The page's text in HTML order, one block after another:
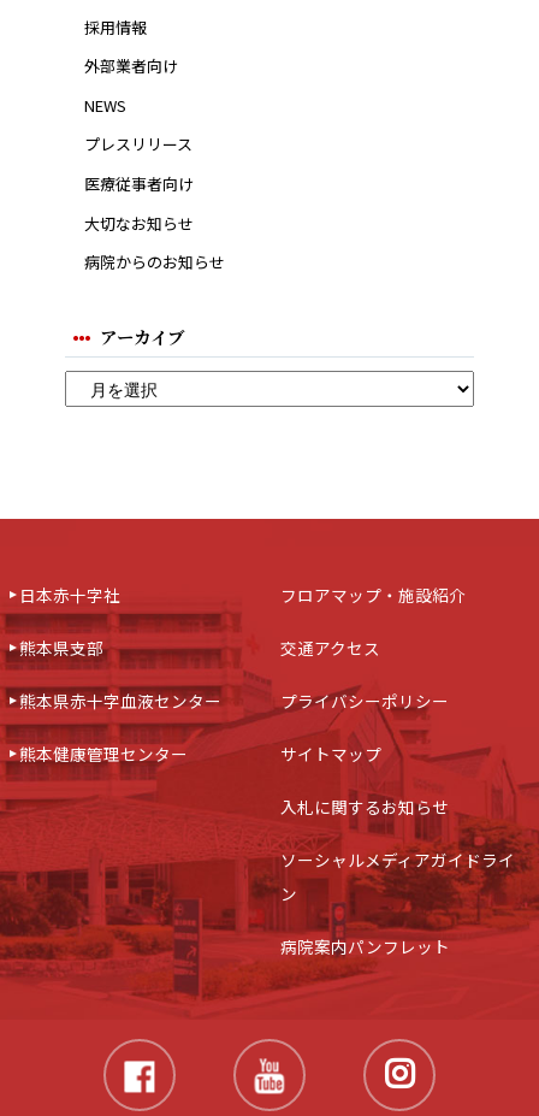
採用情報
外部業者向け
NEWS
プレスリリース
医療従事者向け
大切なお知らせ
病院からのお知らせ
アーカイブ
日本赤十字社
熊本県支部
熊本県赤十字血液センター
熊本健康管理センター
フロアマップ・施設紹介
交通アクセス
プライバシーポリシー
サイトマップ
入札に関するお知らせ
ソーシャルメディアガイドライ
ン
病院案内パンフレット